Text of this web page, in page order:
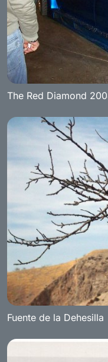
The Red Diamond
Fuente de la Dehesilla